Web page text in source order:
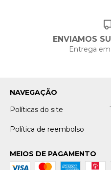
ENVIAMOS
Entrega
NAVEGAÇÃO
Políticas do site
Política de reembolso
MEIOS DE PAGAMENTO